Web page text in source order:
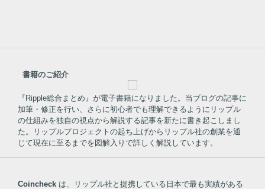
書籍のご紹介
『Ripple総合まとめ』が電子書籍になりました。当ブログの記事に
加筆・修正を行い、さらに初心者でも理解できるようにリップル
の仕組みを独自の視点から解説する記事を新たに書き起こしまし
た。リップルプロジェクトの起ち上げからリップル社の創業を通
じて現在に至るまでを図解入りで詳しく解説しています。
Coincheck は、リップル社と提携している日本で最も実績がある